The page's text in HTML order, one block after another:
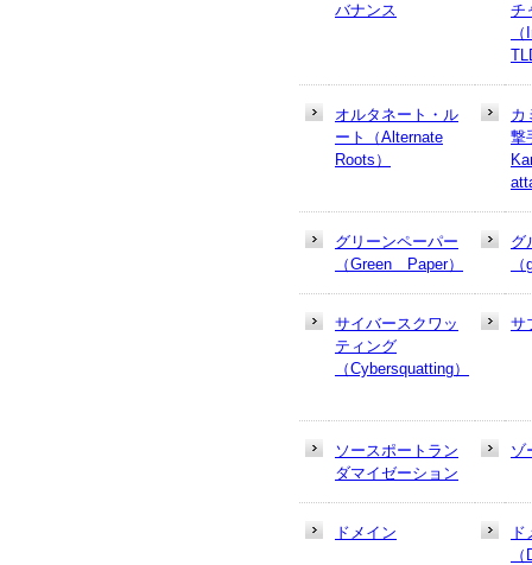
バナンス
チ
オルタネート・ル
ート（Alternate
Roots）
カ
撃
グリーンペーパー
（Green Paper）
グ
サイバースクワッ
ティング
（Cybersquatting）
サ
ソースポートラン
ダマイゼーション
ゾ
ドメイン